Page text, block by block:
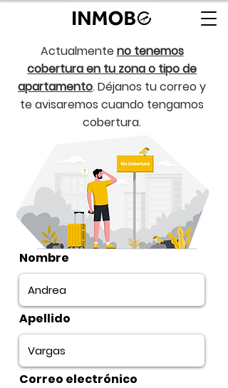
Actualmenteno tenemos
cobertura en tu zona o tipo de
apartamento. Déjanos tu correo y
te avisaremos cuando tengamos
cobertura.
Nombre
Apellido
Correo electrónico